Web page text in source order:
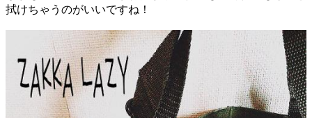
拭けちゃうのがいいですね！